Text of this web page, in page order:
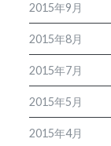
2015年9月
2015年8月
2015年7月
2015年5月
2015年4月